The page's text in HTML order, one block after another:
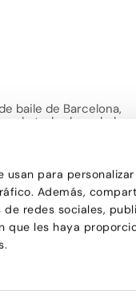
usan para
Además,
redes sociales,
que les haya
baile de Barcelona,
de todas las edades
de pasarlo bien y